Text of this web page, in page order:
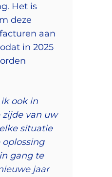
Het is
deze
aan
in 2025
ook in
zijde van uw
situatie
gang te
jaar